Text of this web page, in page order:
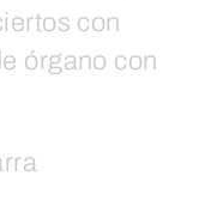
con
órgano con